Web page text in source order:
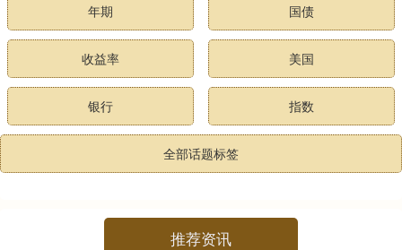
年期 国债
收益率 美国
银行 指数
全部话题标签
推荐资讯